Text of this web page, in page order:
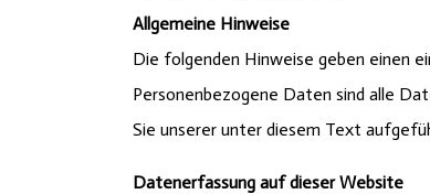
Allgemeine Hinweise
Die folgenden Hinweise geben einen
Personenbezogene Daten sind alle
Sie unserer unter diesem Text
Datenerfassung auf dieser Website